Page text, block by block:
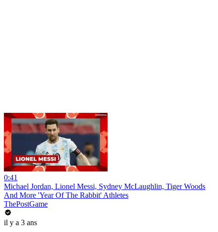
0:41
Michael Jordan, Lionel Messi, Sydney McLaughlin, Tiger Woods
And More 'Year Of The Rabbit' Athletes
ThePostGame
il y a 3 ans